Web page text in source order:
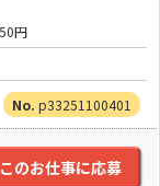
円
p33251100401
このお仕事に応募